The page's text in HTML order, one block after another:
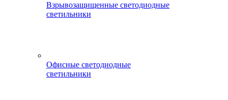
Взрывозащищенные светодиодные
светильники
Офисные светодиодные
светильники